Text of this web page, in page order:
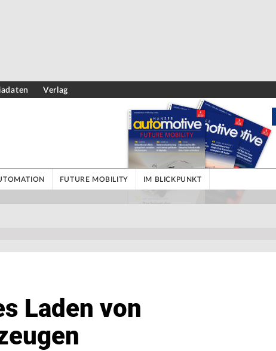
Verlag
FUTURE MOBILITY IM BLICKPUNKT
Laden von